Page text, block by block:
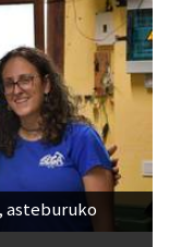
asteburuko